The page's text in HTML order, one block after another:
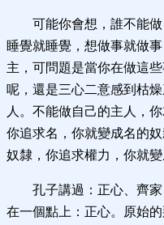
可能你會想，誰不能
睡覺就睡覺，想做事就做
主，可問題是當你在做這
呢，還是三心二意感到枯
人。不能做自己的主人，
你追求名，你就變成名的
奴隸，你追求權力，你就變
孔子講過：正心、齊
在一個點上：正心。原始